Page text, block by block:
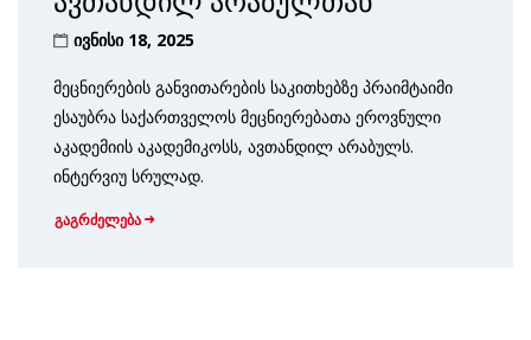
ივნისი 18, 2025
მეცნიერების განვითარების საკითხებზე პრაიმტაიმი
ესაუბრა საქართველოს მეცნიერებათა ეროვნული
აკადემიის აკადემიკოსს, ავთანდილ არაბულს.
ინტერვიუ სრულად.
გაგრძელება